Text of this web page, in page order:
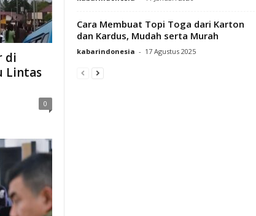
di
Lintas
0
Cara Membuat Topi Toga dari Karton
dan Kardus, Mudah serta Murah
kabarindonesia - 17 Agustus 2025